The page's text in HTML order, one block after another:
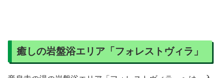
癒しの岩盤浴エリア「フォレストヴィラ」